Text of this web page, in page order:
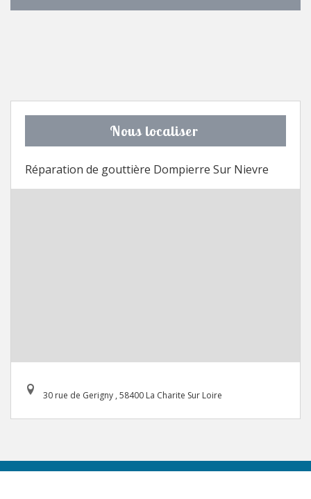
Nous localiser
Réparation de gouttière Dompierre Sur Nievre
30 rue de Gerigny , 58400 La Charite Sur Loire